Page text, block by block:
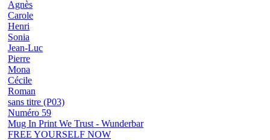
Agnès
Carole
Henri
Sonia
Jean-Luc
Pierre
Mona
Cécile
Roman
sans titre (P03)
Numéro 59
Mug In Print We Trust - Wunderbar
FREE YOURSELF NOW